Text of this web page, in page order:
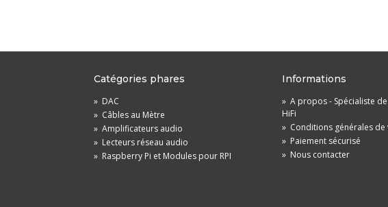
Catégories phares
» DAC
» Câbles au Mètre
» Amplificateurs audio
» Lecteurs réseau audio
» Raspberry Pi et Modules pour RPI
Informations
» A propos - Spécialiste
HiFi
» Conditions générales de
» Paiement sécurisé
» Nous contacter